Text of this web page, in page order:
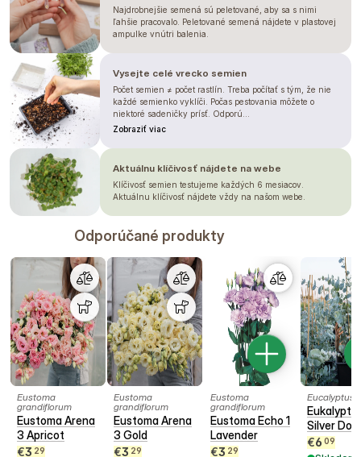
Najdrobnejšie semená sú peletované, aby sa s nimi
ľahšie pracovalo. Peletované semená nájdete v plastovej
ampulke vnútri balenia.
Vysejte celé vrecko semien
Počet semien ≠ počet rastlín. Treba počítať s tým, že nie
každé semienko vyklíči. Počas pestovania môžete o
niektoré sadeničky prísť. Odporú...
Zobraziť viac
Aktuálnu klíčivosť nájdete na webe
Klíčivosť semien testujeme každých 6 mesiacov.
Aktuálnu klíčivosť nájdete vždy na našom webe.
Odporúčané produkty
Eustoma
grandiflorum
Eustoma Arena
3 Apricot
€3 29
Eustoma
grandiflorum
Eustoma Arena
3 Gold
€3 29
Eustoma
grandiflorum
Eustoma Echo 1
Lavender
€3 29
Eucalyptus
Silver
€6 09